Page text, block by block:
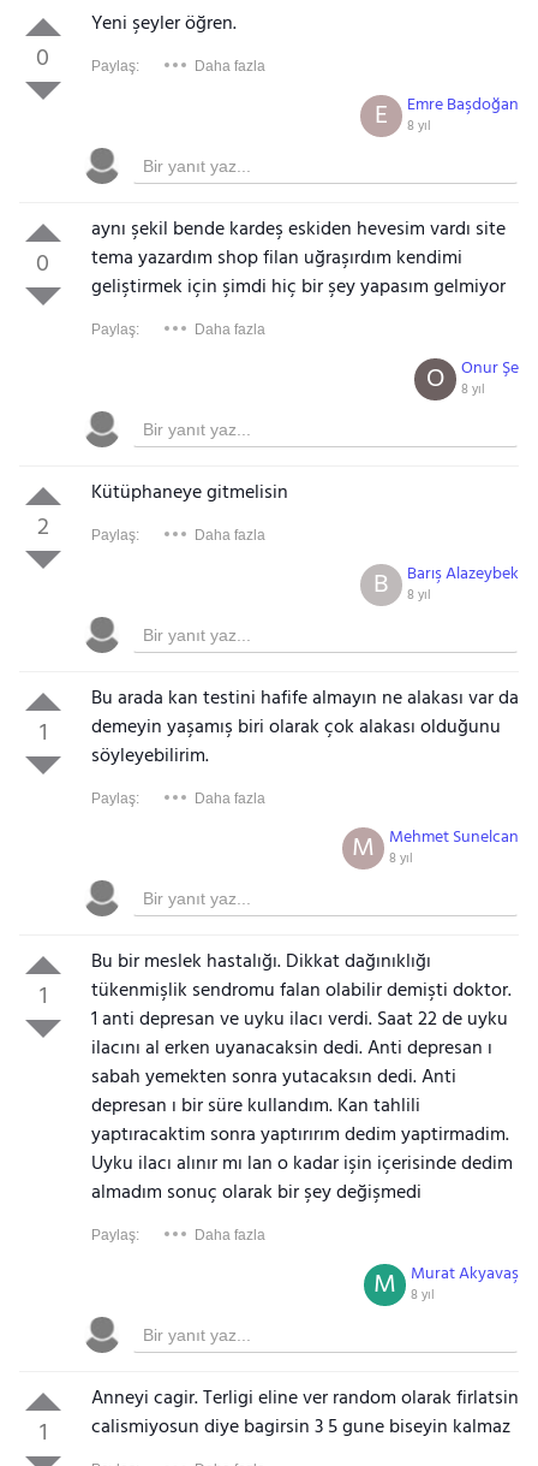
0
Yeni şeyler öğren.
Paylaş: Daha fazla
Emre Başdoğan
8 yıl
E
0
aynı şekil bende kardeş eskiden hevesim vardı site
tema yazardım shop filan uğraşırdım kendimi
geliştirmek için şimdi hiç bir şey yapasım gelmiyor
Paylaş: Daha fazla
Onur Şe
8 yıl
O
2
Kütüphaneye gitmelisin
Paylaş: Daha fazla
Barış Alazeybek
8 yıl
B
1
Bu arada kan testini hafife almayın ne alakası var da
demeyin yaşamış biri olarak çok alakası olduğunu
söyleyebilirim.
Paylaş: Daha fazla
Mehmet Sunelcan
8 yıl
M
1
Bu bir meslek hastalığı. Dikkat dağınıklığı
tükenmişlik sendromu falan olabilir demişti doktor.
1 anti depresan ve uyku ilacı verdi. Saat 22 de uyku
ilacını al erken uyanacaksin dedi. Anti depresan ı
sabah yemekten sonra yutacaksın dedi. Anti
depresan ı bir süre kullandım. Kan tahlili
yaptıracaktim sonra yaptırırım dedim yaptirmadim.
Uyku ilacı alınır mı lan o kadar işin içerisinde dedim
almadım sonuç olarak bir şey değişmedi
Paylaş: Daha fazla
Murat Akyavaş
8 yıl
M
1
Anneyi cagir. Terligi eline ver random olarak firlatsin
calismiyosun diye bagirsin 3 5 gune biseyin kalmaz